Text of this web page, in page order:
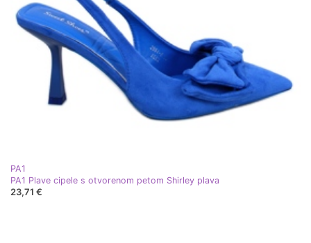
PA1
PA1 Plave cipele s otvorenom petom Shirley plava
23,71 €